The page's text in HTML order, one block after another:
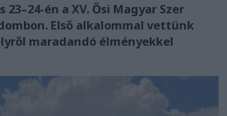
én a XV. Ősi Magyar Szer
Első alkalommal vettünk
maradandó élményekkel